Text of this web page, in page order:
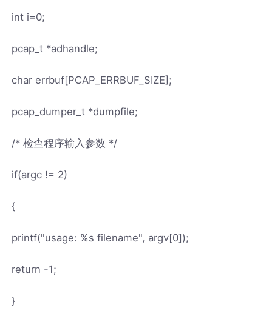
int i=0;
pcap_t *adhandle;
char errbuf[PCAP_ERRBUF_SIZE];
pcap_dumper_t *dumpfile;
/* 检查程序输入参数 */
if(argc != 2)
{
printf("usage: %s filename", argv[0]);
return -1;
}